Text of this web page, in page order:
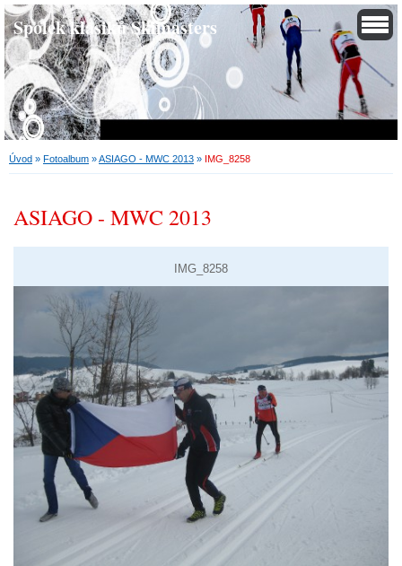
Spolek klasiků Skimasters
Úvod » Fotoalbum »ASIAGO - MWC 2013 » IMG_8258
ASIAGO - MWC 2013
IMG_8258